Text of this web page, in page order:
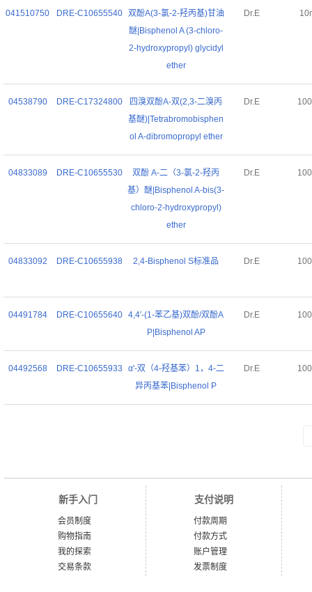
041510750 DRE-C10655540
双酚A(3-氯-2-羟丙基)甘油
醚|Bisphenol A (3-chloro-
2-hydroxypropyl) glycidyl
ether
Dr.E
04538790 DRE-C17324800
四溴双酚A-双(2,3-二溴丙
基醚)|Tetrabromobisphen
ol A-dibromopropyl ether
Dr.E
04833089 DRE-C10655530
双酚 A-二（3-氯-2-羟丙
基）醚|Bisphenol A-bis(3-
chloro-2-hydroxypropyl)
ether
Dr.E
04833092 DRE-C10655938 2,4-Bisphenol S标准品 Dr.E
04491784 DRE-C10655640 4,4′-(1-苯乙基)双酚/双酚A
P|Bisphenol AP
Dr.E
04492568 DRE-C10655933
α'-双（4-羟基苯）1，4-二
异丙基苯|Bisphenol P
Dr.E
新手入门
会员制度
购物指南
我的探索
交易条款
支付说明
付款周期
付款方式
账户管理
发票制度